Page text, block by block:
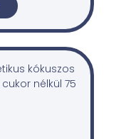
kókuszos
nélkül 75